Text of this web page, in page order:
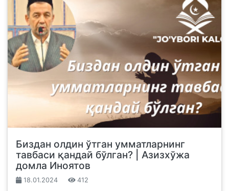
Биздан олдин ўтган умматларнинг
тавбаси қандай бўлган? | Азизхўжа
домла Иноятов
18.01.2024 412